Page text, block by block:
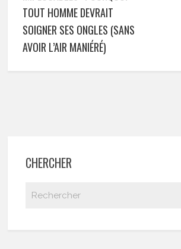
TOUT HOMME DEVRAIT
SOIGNER SES ONGLES (SANS
AVOIR L’AIR MANIÉRÉ)
CHERCHER